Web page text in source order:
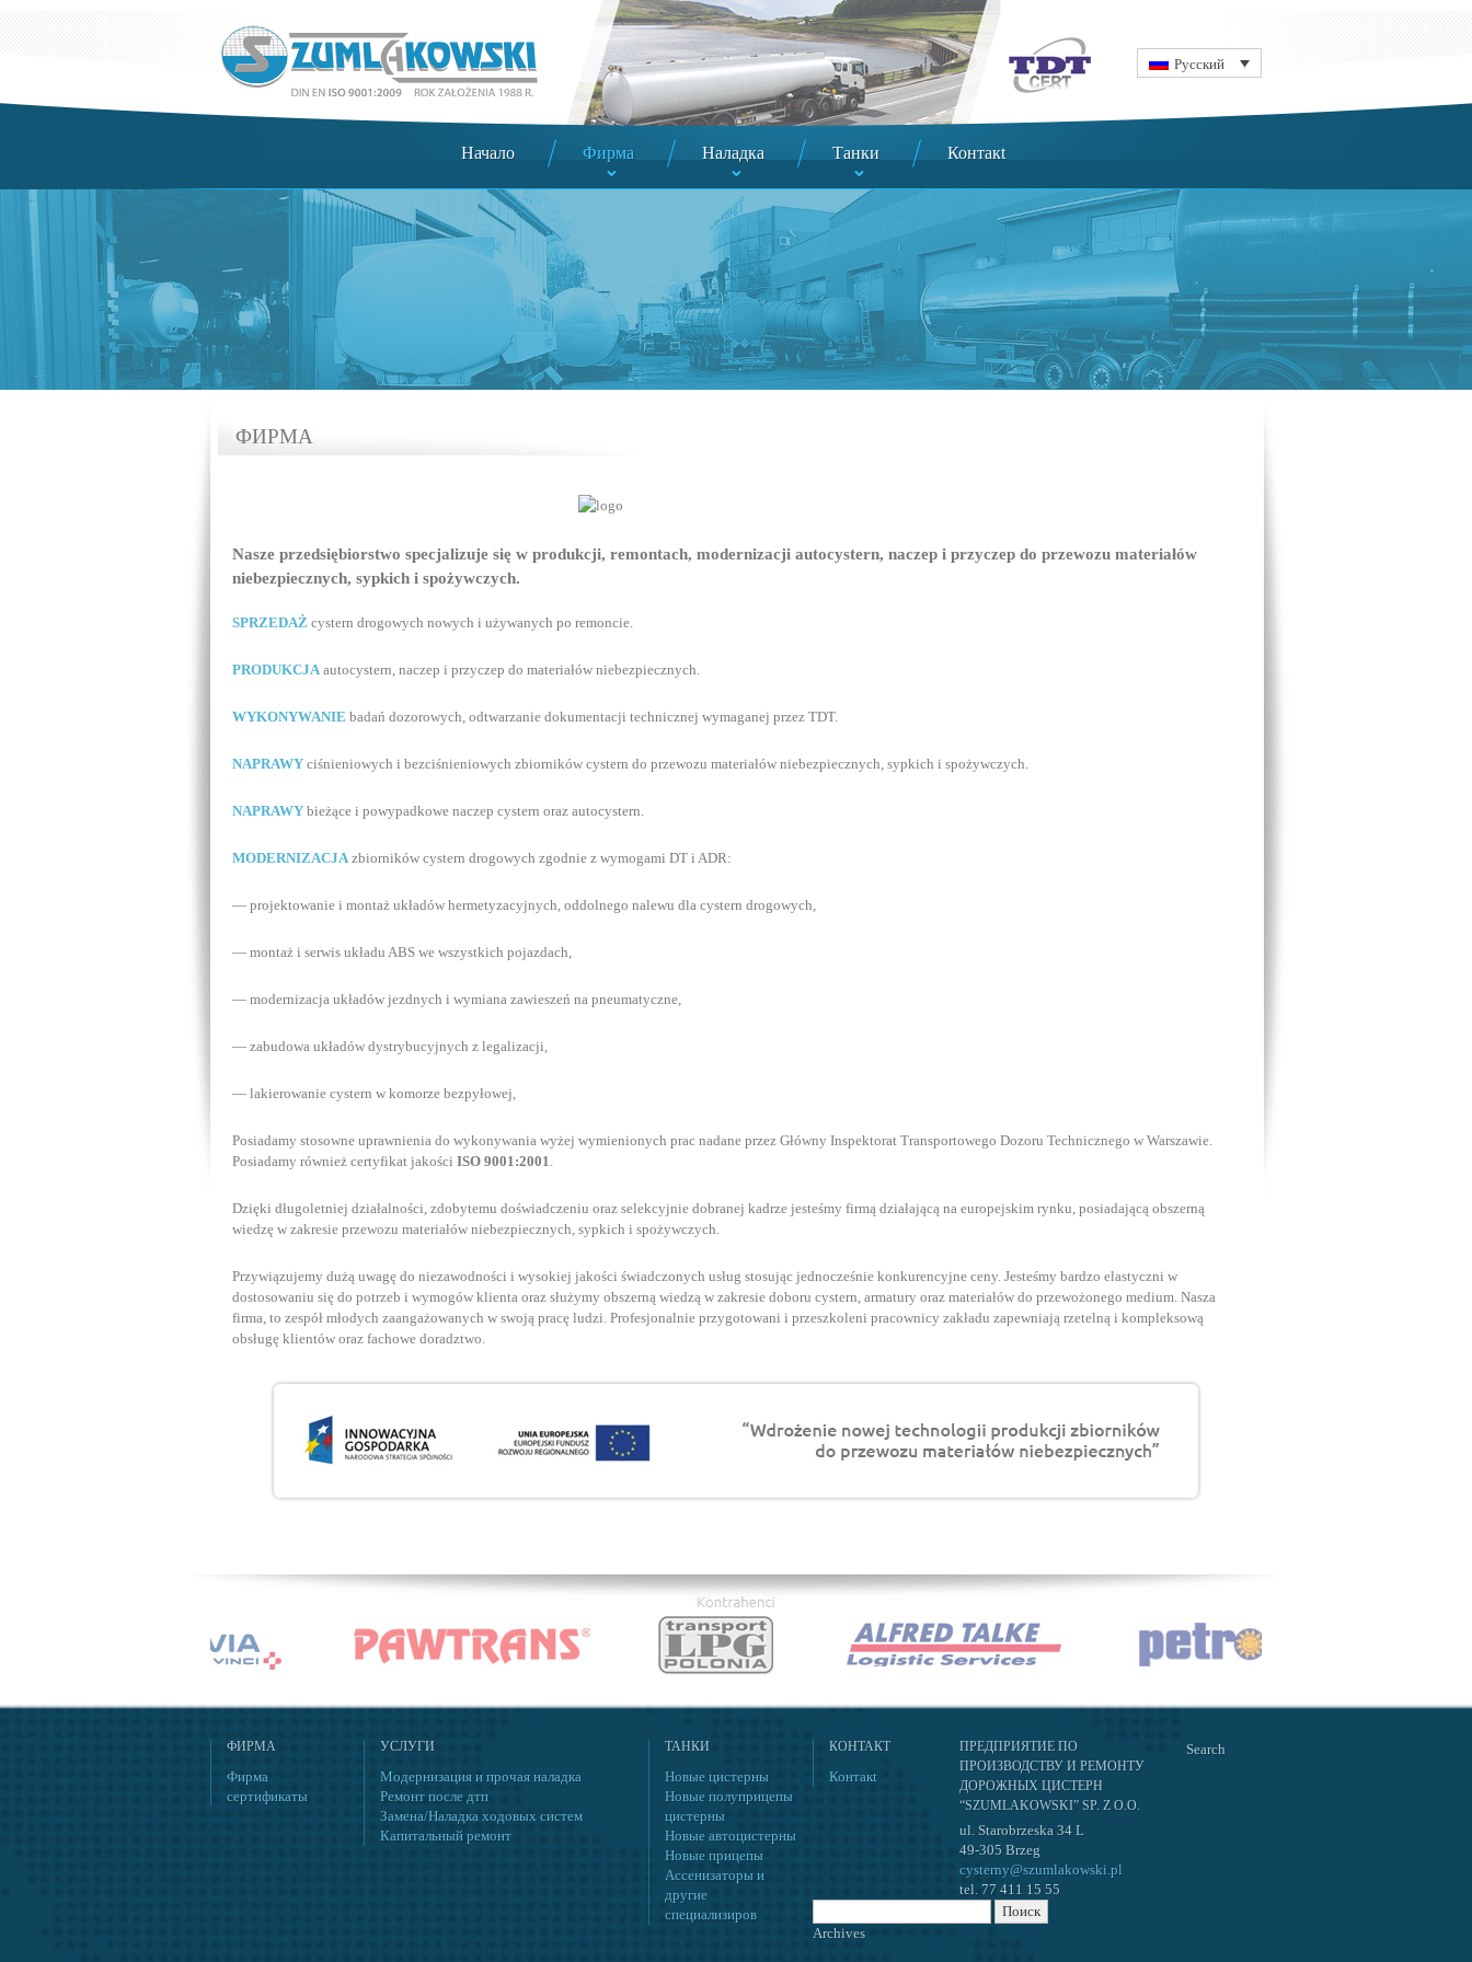
Русский
Начало Фирма Наладка Танки Контакt
ФИРМА
Nasze przedsiębiorstwo specjalizuje się w produkcji, remontach, modernizacji autocystern, naczep i przyczep do przewozu materiałów
niebezpiecznych, sypkich i spożywczych.
SPRZEDAŻ cystern drogowych nowych i używanych po remoncie.
PRODUKCJAautocystern, naczep i przyczep do materiałów niebezpiecznych.
WYKONYWANIE badań dozorowych, odtwarzanie dokumentacji technicznej wymaganej przez TDT.
NAPRAWY ciśnieniowych i bezciśnieniowych zbiorników cystern do przewozu materiałów niebezpiecznych, sypkich i spożywczych.
NAPRAWY bieżące i powypadkowe naczep cystern oraz autocystern.
MODERNIZACJAzbiorników cystern drogowych zgodnie z wymogami DT i ADR:
— projektowanie i montaż układów hermetyzacyjnych, oddolnego nalewu dla cystern drogowych,
— montaż i serwis układu ABS we wszystkich pojazdach,
— modernizacja układów jezdnych i wymiana zawieszeń na pneumatyczne,
— zabudowa układów dystrybucyjnych z legalizacji,
— lakierowanie cystern w komorze bezpyłowej,
Posiadamy stosowne uprawnienia do wykonywania wyżej wymienionych prac nadane przez Główny Inspektorat Transportowego Dozoru Technicznego w Warszawie.
Posiadamy również certyfikat jakości ISO 9001:2001.
Dzięki długoletniej działalności, zdobytemu doświadczeniu oraz selekcyjnie dobranej kadrze jesteśmy firmą działającą na europejskim rynku, posiadającą obszerną
wiedzę w zakresie przewozu materiałów niebezpiecznych, sypkich i spożywczych.
Przywiązujemy dużą uwagę do niezawodności i wysokiej jakości świadczonych usług stosując jednocześnie konkurencyjne ceny. Jesteśmy bardzo elastyczni w
dostosowaniu się do potrzeb i wymogów klienta oraz służymy obszerną wiedzą w zakresie doboru cystern, armatury oraz materiałów do przewożonego medium. Nasza
firma, to zespół młodych zaangażowanych w swoją pracę ludzi. Profesjonalnie przygotowani i przeszkoleni pracownicy zakładu zapewniają rzetelną i kompleksową
obsługę klientów oraz fachowe doradztwo.
ФИРМА
Фирма
сертификаты
УСЛУГИ
Модернизация и прочая наладка
Ремонт после дтп
Замена/Наладка ходовых систем
Капитальный ремонт
ТАНКИ
Новые цистерны
Новые полуприцепы
цистерны
Новые автоцистерны
Новые прицепы
Ассенизаторы и
другие
специализиров
КОНТАКT
Контакt
ПРЕДПРИЯТИЕ ПО
ПРОИЗВОДСТВУ И РЕМОНТУ
ДОРОЖНЫХ ЦИСТЕРН
“SZUMLAKOWSKI” SP. Z O.O.
ul. Starobrzeska 34 L
49-305 Brzeg
cysterny@szumlakowski.pl
tel. 77 411 15 55
Search
Archives